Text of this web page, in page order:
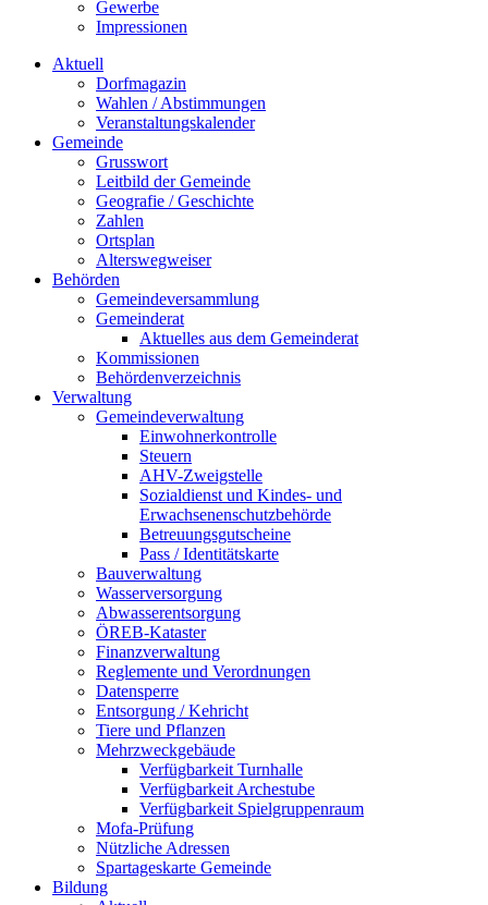
Gewerbe
Impressionen
Aktuell
Dorfmagazin
Wahlen / Abstimmungen
Veranstaltungskalender
Gemeinde
Grusswort
Leitbild der Gemeinde
Geografie / Geschichte
Zahlen
Ortsplan
Alterswegweiser
Behörden
Gemeindeversammlung
Gemeinderat
Aktuelles aus dem Gemeinderat
Kommissionen
Behördenverzeichnis
Verwaltung
Gemeindeverwaltung
Einwohnerkontrolle
Steuern
AHV-Zweigstelle
Sozialdienst und Kindes- und
Erwachsenenschutzbehörde
Betreuungsgutscheine
Pass / Identitätskarte
Bauverwaltung
Wasserversorgung
Abwasserentsorgung
ÖREB-Kataster
Finanzverwaltung
Reglemente und Verordnungen
Datensperre
Entsorgung / Kehricht
Tiere und Pflanzen
Mehrzweckgebäude
Verfügbarkeit Turnhalle
Verfügbarkeit Archestube
Verfügbarkeit Spielgruppenraum
Mofa-Prüfung
Nützliche Adressen
Spartageskarte Gemeinde
Bildung